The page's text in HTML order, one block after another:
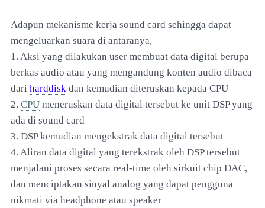
Adapun mekanisme kerja sound card sehingga dapat
mengeluarkan suara di antaranya,
1. Aksi yang dilakukan user membuat data digital berupa
berkas audio atau yang mengandung konten audio dibaca
dari harddisk dan kemudian diteruskan kepada CPU
2. CPU meneruskan data digital tersebut ke unit DSP yang
ada di sound card
3. DSP kemudian mengekstrak data digital tersebut
4. Aliran data digital yang terekstrak oleh DSP tersebut
menjalani proses secara real-time oleh sirkuit chip DAC,
dan menciptakan sinyal analog yang dapat pengguna
nikmati via headphone atau speaker